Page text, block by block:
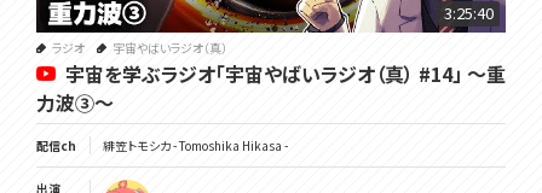
3:25:40
ラジオ 宇宙やばいラジオ（真）
宇宙を学ぶラジオ「宇宙やばいラジオ（真） #14」 ～重
力波③～
配信ch 緋笠トモシカ - Tomoshika Hikasa -
出演